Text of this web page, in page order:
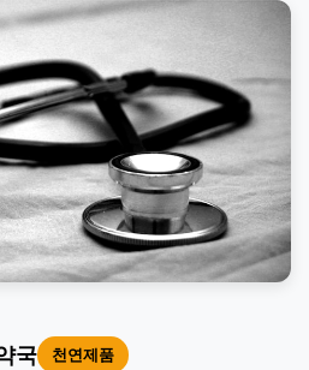
국 천연제품